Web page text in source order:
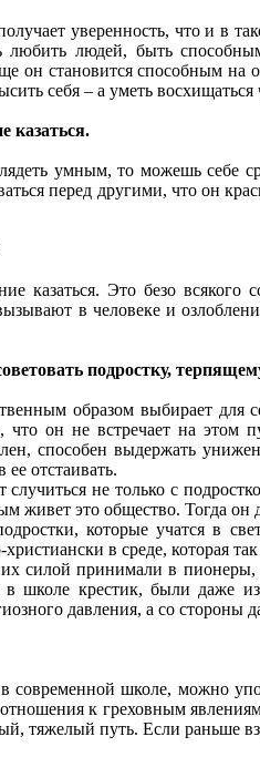
уверенность, что и в
людей, быть
он становится способным
себя – а уметь
казаться.
умным, то можешь себе
перед другими, что он
казаться. Это безо
в человеке и
подростку,
образом выбирает
что он не встречает на этом
способен выдержать
отстаивать.
случиться не только с
живет это общество. Тогда
которые учатся в
в среде, которая
силой принимали в
школе крестик, были даже
давления, а со
современной школе, можно
к греховным
тяжелый путь. Если раньше